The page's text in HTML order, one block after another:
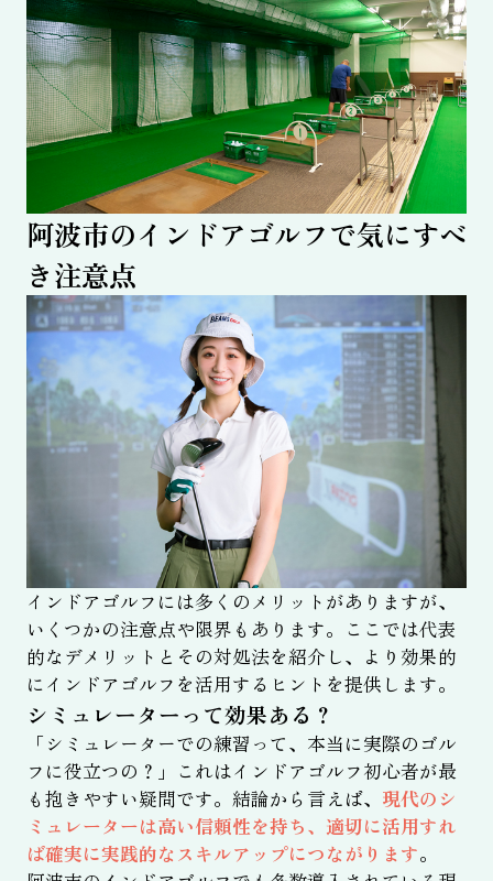
阿波市のインドアゴルフで気にすべ
き注意点
インドアゴルフには多くのメリットがありますが、
いくつかの注意点や限界もあります。ここでは代表
的なデメリットとその対処法を紹介し、より効果的
にインドアゴルフを活用するヒントを提供します。
シミュレーターって効果ある？
「シミュレーターでの練習って、本当に実際のゴル
フに役立つの？」これはインドアゴルフ初心者が最
も抱きやすい疑問です。結論から言えば、 現代のシ
ミュレーターは高い信頼性を持ち、適切に活用すれ
ば確実に実践的なスキルアップにつながります。